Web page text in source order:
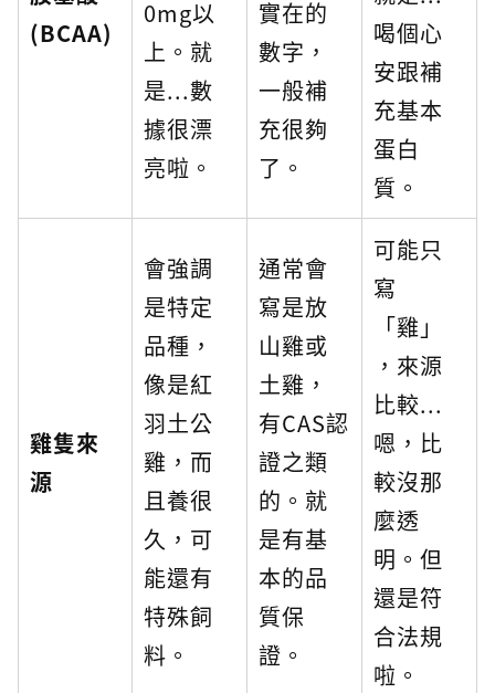
(BCAA)
0mg以
上。就
是...數
據很漂
亮啦。
實在的
數字，
一般補
充很夠
了。
喝個心
安跟補
充基本
蛋白
質。
雞隻來
源
會強調
是特定
品種，
像是紅
羽土公
雞，而
且養很
久，可
能還有
特殊飼
料。
通常會
寫是放
山雞或
土雞，
有CAS認
證之類
的。就
是有基
本的品
質保
證。
可能只
寫
「雞」
，來源
比較...
嗯，比
較沒那
麼透
明。但
還是符
合法規
啦。